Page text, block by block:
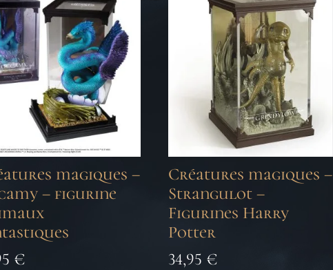
magiques –
– figurine
€
Créatures magiques –
Strangulot –
Figurines Harry
Potter
34,95 €